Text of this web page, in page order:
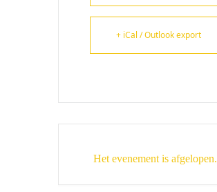
+ iCal / Outlook export
Het evenement is afgelopen.